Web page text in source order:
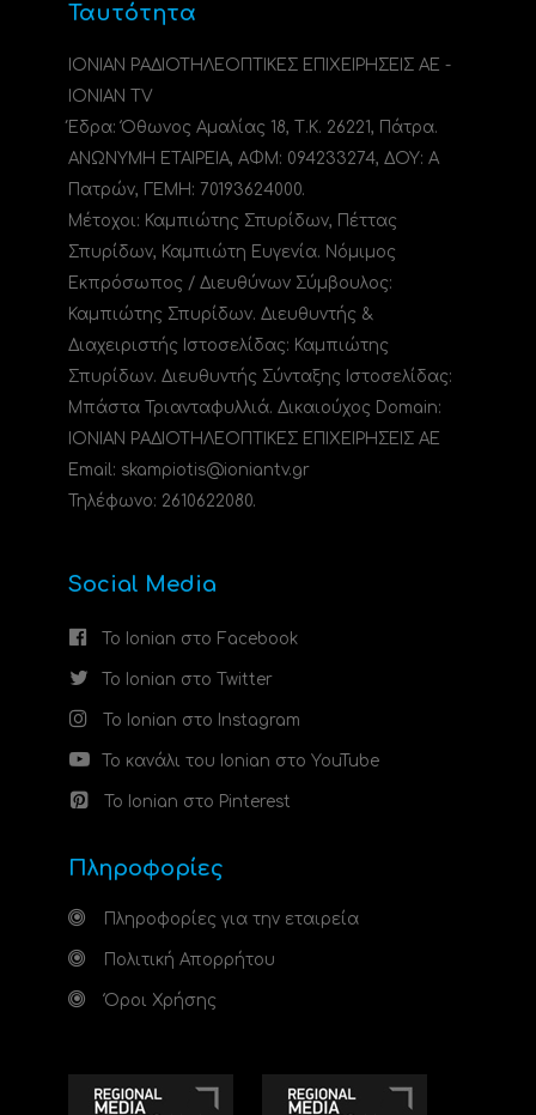
Ταυτότητα
ΙΟΝΙΑΝ ΡΑΔΙΟΤΗΛΕΟΠΤΙΚΕΣ ΕΠΙΧΕΙΡΗΣΕΙΣ ΑΕ -
IONIAN TV
Έδρα: Όθωνος Αμαλίας 18, Τ.Κ. 26221, Πάτρα.
ΑΝΩΝΥΜΗ ΕΤΑΙΡΕΙΑ, ΑΦΜ: 094233274, ΔΟΥ: A
Πατρών, ΓΕΜΗ: 70193624000.
Μέτοχοι: Καμπιώτης Σπυρίδων, Πέττας
Σπυρίδων, Καμπιώτη Ευγενία. Νόμιμος
Εκπρόσωπος / Διευθύνων Σύμβουλος:
Καμπιώτης Σπυρίδων. Διευθυντής &
Διαχειριστής Ιστοσελίδας: Καμπιώτης
Σπυρίδων. Διευθυντής Σύνταξης Ιστοσελίδας:
Μπάστα Τριανταφυλλιά. Δικαιούχος Domain:
ΙΟΝΙΑΝ ΡΑΔΙΟΤΗΛΕΟΠΤΙΚΕΣ ΕΠΙΧΕΙΡΗΣΕΙΣ ΑΕ
Email: skampiotis@ioniantv.gr
Τηλέφωνο: 2610622080.
Social Media
Το Ionian στο Facebook
Το Ionian στο Twitter
Το Ionian στο Instagram
Το κανάλι του Ionian στο YouTube
Το Ionian στο Pinterest
Πληροφορίες
Πληροφορίες για την εταιρεία
Πολιτική Απορρήτου
Όροι Χρήσης